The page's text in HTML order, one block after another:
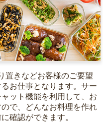
置きなどお客様のご要望
お仕事となります。サー
ット機能を利用して、お
で、どんなお料理を作れ
確認ができます。